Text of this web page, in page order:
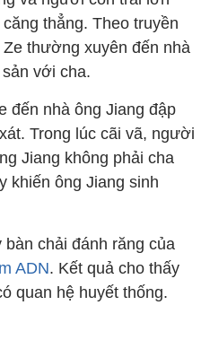
thẳng. Theo truyền
thường xuyên đến nhà
với cha.
đến nhà ông Jiang đập
Trong lúc cãi vã, người
Jiang không phải cha
khiến ông Jiang sinh
chải đánh răng của
ADN. Kết quả cho thấy
quan hệ huyết thống.